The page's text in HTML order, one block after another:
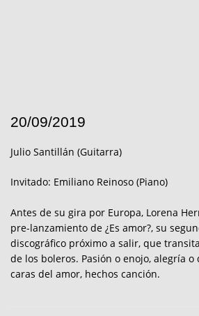
20/09/2019
Julio Santillán (Guitarra)
Invitado: Emiliano Reinoso (Piano)
Antes de su gira por Europa, Lorena
pre-lanzamiento de ¿Es amor?, su
discográfico próximo a salir, que
de los boleros. Pasión o enojo, alegría o
caras del amor, hechos canción.